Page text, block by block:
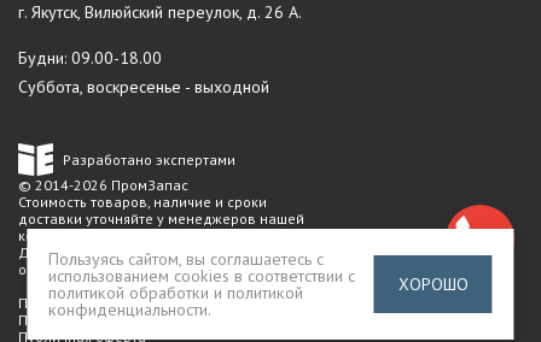
г. Якутск, Вилюйский переулок, д. 26 А.
Будни: 09.00-18.00
Суббота, воскресенье - выходной
Разработано экспертами
© 2014-2026 ПромЗапас
Стоимость товаров, наличие и сроки
доставки уточняйте у менеджеров нашей
компании.
Данный сайт не является публичной
офертой
Политика конфиденциальности
Пользовательское соглашение
Публичная оферта
Пользуясь сайтом, вы соглашаетесь с
использованием cookies в соответствии с
политикой обработки и политикой
конфиденциальности.
ХОРОШО